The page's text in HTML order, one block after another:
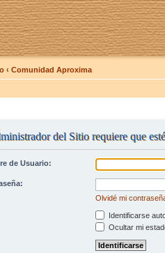
‹ Comunidad Aproxima
del Sitio requiere que
de Usuario:
Olvidé mi
Identificarse
Ocultar mi